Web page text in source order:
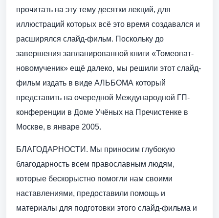
прочитать на эту тему десятки лекций, для
иллюстраций которых всё это время создавался и
расширялся слайд-фильм. Поскольку до
завершения запланированной книги «Томеопат-
новомученик» ещё далеко, мы решили этот слайд-
фильм издать в виде АЛЬБОМА который
представить на очередной Международной ГП-
конференции в Доме Учёных на Пречистенке в
Москве, в январе 2005.
БЛАГОДАРНОСТИ. Мы приносим глубокую
благодарность всем православным людям,
которые бескорыстно помогли нам своими
наставлениями, предоставили помощь и
материалы для подготовки этого слайд-фильма и